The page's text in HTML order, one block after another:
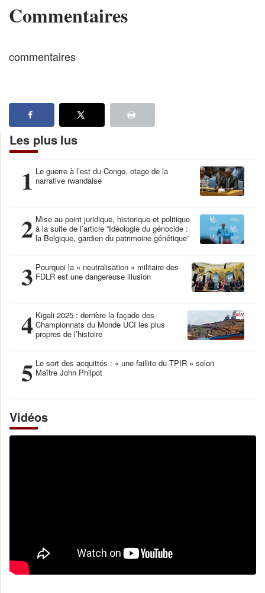
Commentaires
commentaires
Les plus lus
1 Le guerre à l’est du Congo, otage de la
narrative rwandaise
2 Mise au point juridique, historique et politique
à la suite de l’article “Idéologie du génocide :
la Belgique, gardien du patrimoine génétique”
3 Pourquoi la « neutralisation » militaire des
FDLR est une dangereuse illusion
4 Kigali 2025 : derrière la façade des
Championnats du Monde UCI les plus
propres de l’histoire
5 Le sort des acquittés : « une faillite du TPIR » selon
Maître John Philpot
Vidéos